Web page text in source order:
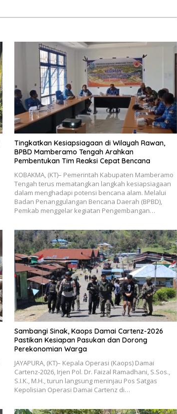
Tingkatkan Kesiapsiagaan di Wilayah Rawan,
BPBD Mamberamo Tengah Arahkan
Pembentukan Tim Reaksi Cepat Bencana
KOBAKMA, (KT)– Pemerintah Kabupaten Mamberamo
Tengah terus mematangkan langkah kesiapsiagaan
dalam menghadapi potensi bencana alam. Melalui
Badan Penanggulangan Bencana Daerah (BPBD),
Pemkab menggelar kegiatan Pengembangan…
Sambangi Sinak, Kaops Damai Cartenz-2026
Pastikan Kesiapan Pasukan dan Dorong
Perekonomian Warga
JAYAPURA, (KT)– Kepala Operasi (Kaops) Damai
Cartenz-2026, Irjen Pol. Dr. Faizal Ramadhani, S.Sos.,
S.I.K., M.H., turun langsung meninjau Pos Satgas
Kepolisian Operasi Damai Cartenz di…